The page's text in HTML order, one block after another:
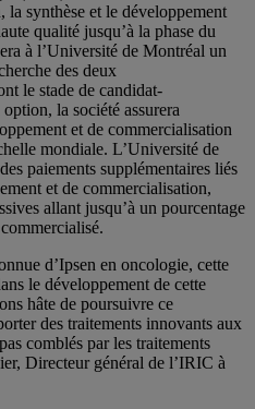
synthèse et le développement
qualité jusqu’à la phase du
à l’Université de Montréal un
des deux
le stade de candidat-
la société assurera
et de commercialisation
mondiale. L’Université de
paiements supplémentaires liés
et de commercialisation,
allant jusqu’à un pourcentage
d’Ipsen en oncologie, cette
le développement de cette
hâte de poursuivre ce
des traitements innovants aux
comblés par les traitements
Directeur général de l’IRIC à